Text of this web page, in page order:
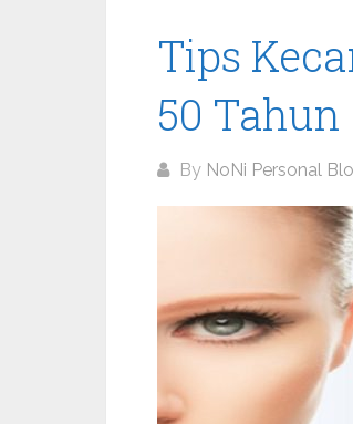
Tips
50 Tahun
By NoNi Personal